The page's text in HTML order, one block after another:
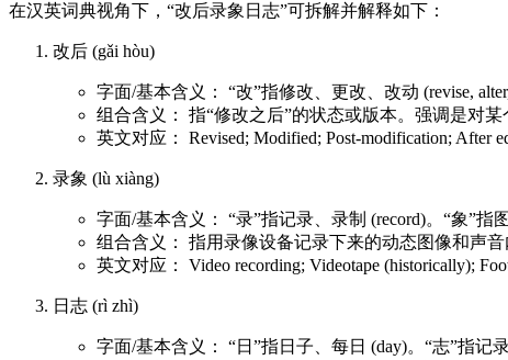
在汉英词典视角下，“改后录象日志”可拆解并解释如下：
改后 (gǎi hòu)
字面/基本含义： “改”指修改、更改、改动 (revise,
组合含义： 指“修改之后”的状态或版本。强调是对
英文对应： Revised; Modified; Post-modification; After
录象 (lù xiàng)
字面/基本含义： “录”指记录、录制 (record)。“象”指
组合含义： 指用录像设备记录下来的动态图像和声音
英文对应： Video recording; Videotape (historically);
日志 (rì zhì)
字面/基本含义： “日”指日子、每日 (day)。“志”指记录